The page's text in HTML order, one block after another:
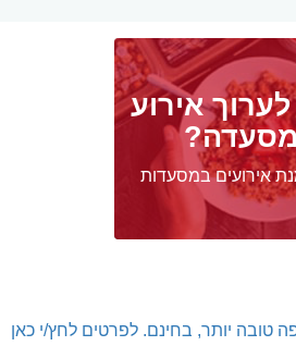
לערוך אירוע
אירועים במסעדות
טובה יותר, בחינם. לפרטים לחץ/י כאן